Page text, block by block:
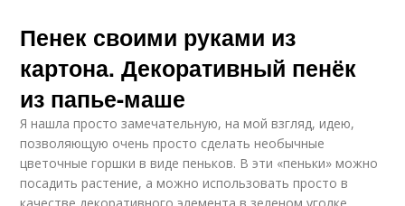
Пенек своими руками из
картона. Декоративный пенёк
из папье-маше
Я нашла просто замечательную, на мой взгляд, идею,
позволяющую очень просто сделать необычные
цветочные горшки в виде пеньков. В эти «пеньки» можно
посадить растение, а можно использовать просто в